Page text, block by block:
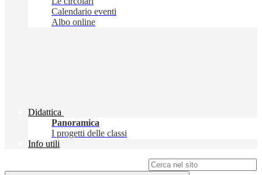
Calendario eventi
Albo online
Didattica
Panoramica
I progetti delle classi
Info utili